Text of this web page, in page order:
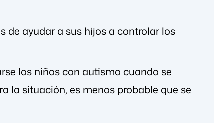
de ayudar a sus hijos a controlar los
los niños con autismo cuando se
la situación, es menos probable que se